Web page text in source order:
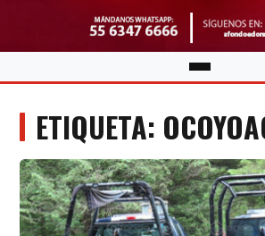
ETIQUETA: